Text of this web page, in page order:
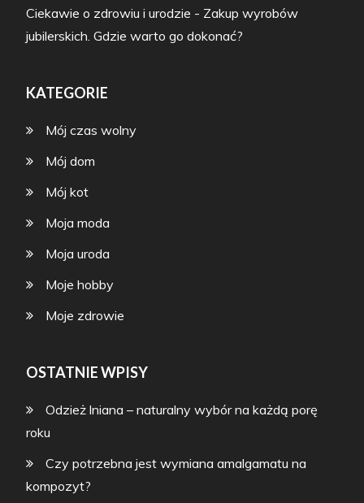
Ciekawie o zdrowiu i urodzie - Zakup wyrobów
jubilerskich. Gdzie warto go dokonać?
KATEGORIE
Mój czas wolny
Mój dom
Mój kot
Moja moda
Moja uroda
Moje hobby
Moje zdrowie
OSTATNIE WPISY
Odzież lniana – naturalny wybór na każdą porę
roku
Czy potrzebna jest wymiana amalgamatu na
kompozyt?